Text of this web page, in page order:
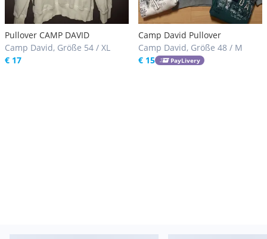
Pullover CAMP DAVID
Camp David, Größe 54 / XL
€ 17
Camp David Pullover
Camp David, Größe 48 / M
€ 15
PayLivery